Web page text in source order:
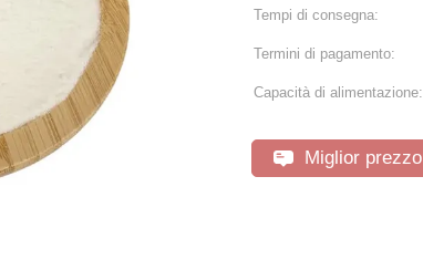
Tempi di consegna:
Termini di pagamento:
Capacità di alimentazione:
Miglior prezzo